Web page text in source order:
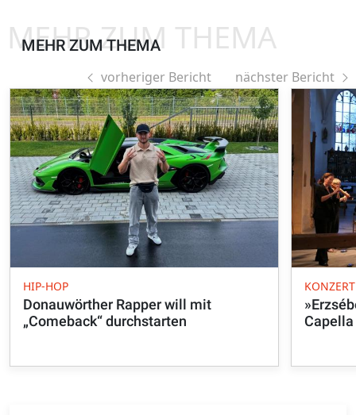
MEHR ZUM THEMA
MEHR ZUM THEMA
vorheriger Bericht nächster Bericht
HIP-HOP
Donauwörther Rapper will mit
„Comeback“ durchstarten
KONZERT
Capella